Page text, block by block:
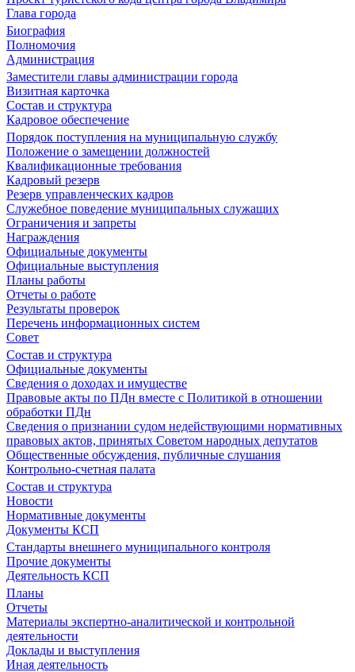
Глава города
Биография
Полномочия
Администрация
Заместители главы администрации города
Визитная карточка
Состав и структура
Кадровое обеспечение
Порядок поступления на муниципальную службу
Положение о замещении должностей
Квалификационные требования
Кадровый резерв
Резерв управленческих кадров
Служебное поведение муниципальных служащих
Ограничения и запреты
Награждения
Официальные документы
Официальные выступления
Планы работы
Отчеты о работе
Результаты проверок
Перечень информационных систем
Совет
Состав и структура
Официальные документы
Сведения о доходах и имуществе
Правовые акты по ПДн вместе с Политикой в отношении
обработки ПДн
Сведения о признании судом недействующими нормативных
правовых актов, принятых Советом народных депутатов
Общественные обсуждения, публичные слушания
Контрольно-счетная палата
Состав и структура
Новости
Нормативные документы
Документы КСП
Стандарты внешнего муниципального контроля
Прочие документы
Деятельность КСП
Планы
Отчеты
Материалы экспертно-аналитической и контрольной
деятельности
Доклады и выступления
Иная деятельность